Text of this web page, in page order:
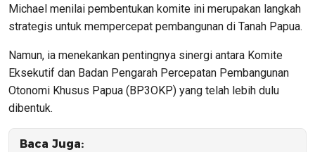
Michael menilai pembentukan komite ini merupakan langkah
strategis untuk mempercepat pembangunan di Tanah Papua.
Namun, ia menekankan pentingnya sinergi antara Komite
Eksekutif dan Badan Pengarah Percepatan Pembangunan
Otonomi Khusus Papua (BP3OKP) yang telah lebih dulu
dibentuk.
Baca Juga: